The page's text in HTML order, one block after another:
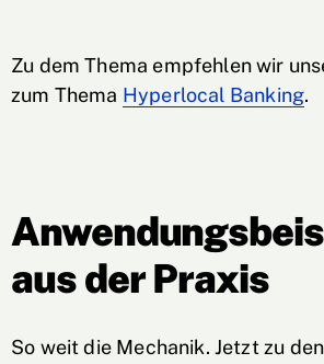
Zu dem Thema empfehlen wir
zum Thema Hyperlocal Banking.
aus der Praxis
So weit die Mechanik. Jetzt zu den